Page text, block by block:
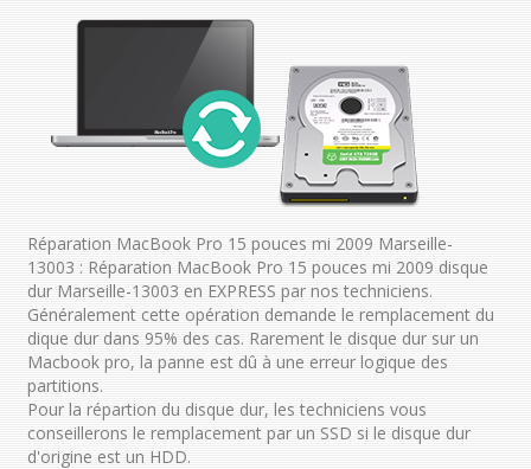
Réparation MacBook Pro 15 pouces mi 2009 Marseille-
13003 : Réparation MacBook Pro 15 pouces mi 2009 disque
dur Marseille-13003 en EXPRESS par nos techniciens.
Généralement cette opération demande le remplacement du
dique dur dans 95% des cas. Rarement le disque dur sur un
Macbook pro, la panne est dû à une erreur logique des
partitions.
Pour la répartion du disque dur, les techniciens vous
conseillerons le remplacement par un SSD si le disque dur
d'origine est un HDD.